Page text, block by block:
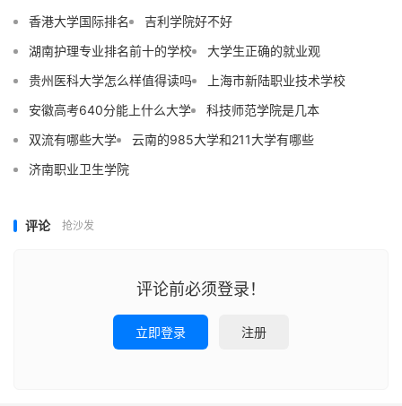
香港大学国际排名
吉利学院好不好
湖南护理专业排名前十的学校
大学生正确的就业观
贵州医科大学怎么样值得读吗
上海市新陆职业技术学校
安徽高考640分能上什么大学
科技师范学院是几本
双流有哪些大学
云南的985大学和211大学有哪些
济南职业卫生学院
评论 抢沙发
评论前必须登录！
立即登录 注册